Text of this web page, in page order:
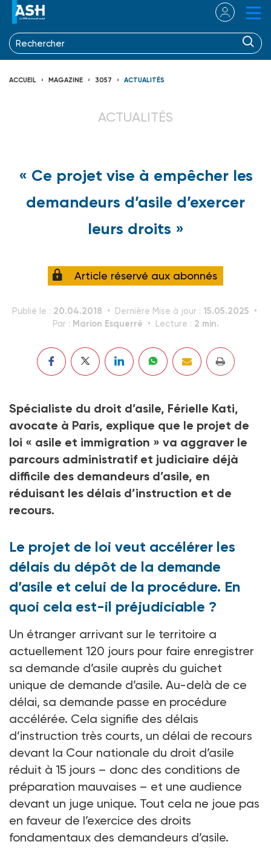
ACCUEIL MAGAZINE 3057 ACTUALITÉS
ACTUALITÉS
« Ce projet vise à empêcher les
demandeurs d’asile d’exercer
leurs droits »
Article réservé aux abonnés
Publié le : 20.04.2018 Dernière Mise à jour : 15.05.2025
Par : Marion Esquerré Lecture : 2 min.
Spécialiste du droit d’asile, Férielle Kati,
avocate à Paris, explique que le projet de
loi « asile et immigration » va aggraver le
parcours administratif et judiciaire déjà
difficile des demandeurs d’asile, en
réduisant les délais d’instruction et de
recours.
Le projet de loi veut accélérer les
délais du dépôt de la demande
d’asile et celui de la procédure. En
quoi cela est-il préjudiciable ?
Un étranger arrivant sur le territoire a
actuellement 120 jours pour faire enregistrer
sa demande d’asile auprès du guichet
unique de demande d’asile. Au-delà de ce
délai, sa demande passe en procédure
accélérée. Cela signifie des délais
d’instruction très courts, un délai de recours
devant la Cour nationale du droit d’asile
réduit à 15 jours – donc des conditions de
préparation mauvaises – et une audience
devant un juge unique. Tout cela ne joue pas
en faveur de l’exercice des droits
fondamentaux des demandeurs d’asile.